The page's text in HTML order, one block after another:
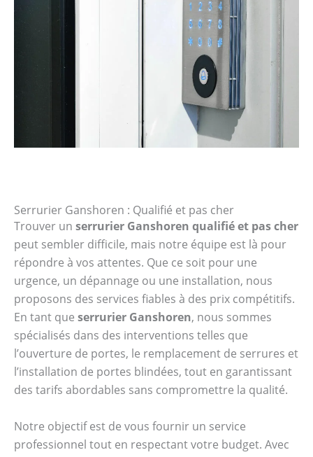
Serrurier Ganshoren : Qualifié et pas cher
Trouver un serrurier Ganshoren qualifié et pas cher
peut sembler difficile, mais notre équipe est là pour
répondre à vos attentes. Que ce soit pour une
urgence, un dépannage ou une installation, nous
proposons des services fiables à des prix compétitifs.
En tant que serrurier Ganshoren, nous sommes
spécialisés dans des interventions telles que
l’ouverture de portes, le remplacement de serrures et
l’installation de portes blindées, tout en garantissant
des tarifs abordables sans compromettre la qualité.
Notre objectif est de vous fournir un service
professionnel tout en respectant votre budget. Avec